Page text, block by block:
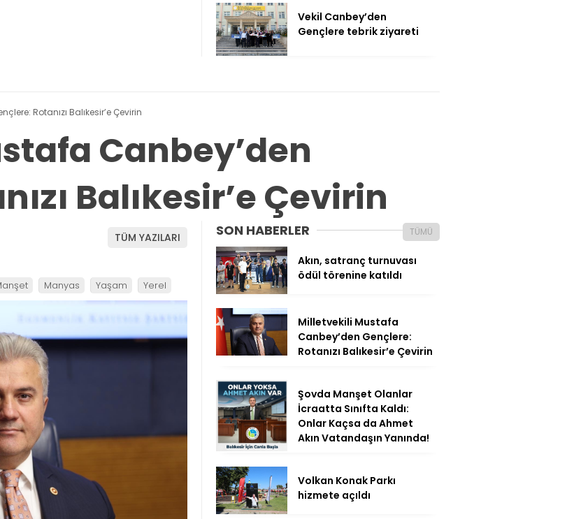
Vekil Canbey’den
Gençlere tebrik ziyareti
Rotanızı Balıkesir’e Çevirin
Canbey’den
Balıkesir’e Çevirin
TÜM YAZILARI
Manyas Yaşam Yerel
SON HABERLER TÜMÜ
Akın, satranç turnuvası
ödül törenine katıldı
Milletvekili Mustafa
Canbey’den Gençlere:
Rotanızı Balıkesir’e Çevirin
Şovda Manşet Olanlar
İcraatta Sınıfta Kaldı:
Onlar Kaçsa da Ahmet
Akın Vatandaşın Yanında!
Volkan Konak Parkı
hizmete açıldı